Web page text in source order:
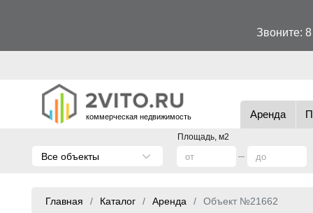
Звоните:
коммерческая недвижимость Аренда
Площадь, м2
Все объекты
Главная Каталог Аренда Объект №21662